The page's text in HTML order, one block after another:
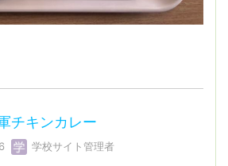
チキンカレー
学校サイト管理者